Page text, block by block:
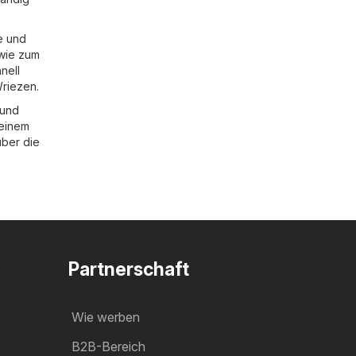
und
zum
die
Partnerschaft
Wie werben
B2B-Bereich